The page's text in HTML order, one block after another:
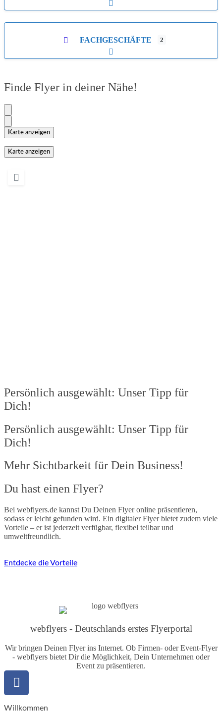
Unterkategorien aufklappen
FACHGESCHÄFTE 2
Unterkategorien aufklappen
Finde Flyer in deiner Nähe!
Karte anzeigen
Karte anzeigen
Persönlich ausgewählt: Unser Tipp für
Dich!
Persönlich ausgewählt: Unser Tipp für
Dich!
Mehr Sichtbarkeit für Dein Business!​
Du hast einen Flyer?
Bei webflyers.de kannst Du Deinen Flyer online präsentieren,
sodass er leicht gefunden wird. Ein digitaler Flyer bietet zudem viele
Vorteile – er ist jederzeit verfügbar, flexibel teilbar und
umweltfreundlich.
Entdecke die Vorteile
webflyers - Deutschlands erstes Flyerportal
Wir bringen Deinen Flyer ins Internet. Ob Firmen- oder Event-Flyer
- webflyers bietet Dir die Möglichkeit, Dein Unternehmen oder
Event zu präsentieren.
Willkommen